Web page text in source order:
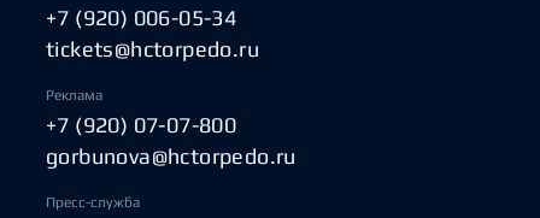
+7 (920) 006-05-34
tickets@hctorpedo.ru
Реклама
+7 (920) 07-07-800
gorbunova@hctorpedo.ru
Пресс-служба